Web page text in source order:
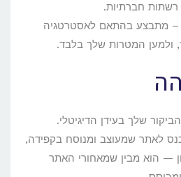
חברתיות.
– מתבצע בהתאם לאסטרטגיה
ולמען המטרות שלך בלבד.
שלך בעידן הדיגיטלי.
לאתר שמעוצב ומנוסח בקפידה,
— הוא מבין שמאחורי האתר